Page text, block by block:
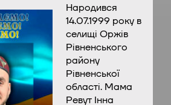
Народився
14.07.1999 року в
селищі Оржів
Рівненського
району
Рівненської
області. Мама
Ревут Інна